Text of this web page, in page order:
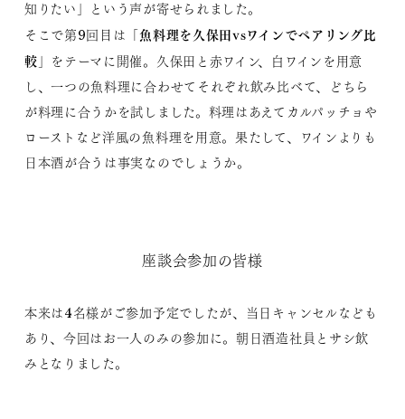
知りたい」という声が寄せられました。
そこで第9回目は「魚料理を久保田vsワインでペアリング比
較 」をテーマに開催。久保田と赤ワイン、白ワインを用意
し、一つの魚料理に合わせてそれぞれ飲み比べて、どちら
が料理に合うかを試しました。料理はあえてカルパッチョや
ローストなど洋風の魚料理を用意。果たして、ワインよりも
日本酒が合うは事実なのでしょうか。
座談会参加の皆様
本来は4名様がご参加予定でしたが、当日キャンセルなども
あり、今回はお一人のみの参加に。朝日酒造社員とサシ飲
みとなりました。